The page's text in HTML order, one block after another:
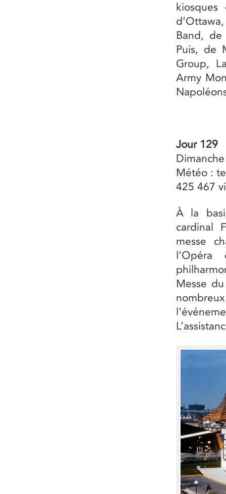
Band,
Puis, de
Group,
Army
Jour 129
Météo :
425 467
À la
cardinal
messe
Messe